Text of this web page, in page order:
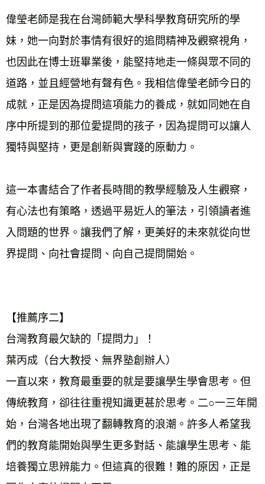
偉瑩老師是我在台灣師範大學科學教育研究所的學
妹，她一向對於事情有很好的追問精神及觀察視角，
也因此在博士班畢業後，能堅持地走一條與眾不同的
道路，並且經營地有聲有色。我相信偉瑩老師今日的
成就，正是因為提問這項能力的養成，就如同她在自
序中所提到的那位愛提問的孩子，因為提問可以讓人
獨特與堅持，更是創新與實踐的原動力。
這一本書結合了作者長時間的教學經驗及人生觀察，
有心法也有策略，透過平易近人的筆法，引領讀者進
入問題的世界。讓我們了解，更美好的未來就從向世
界提問、向社會提問、向自己提問開始。
【推薦序二】
台灣教育最欠缺的「提問力」！
葉丙成（台大教授、無界塾創辦人）
一直以來，教育最重要的就是要讓學生學會思考。但
傳統教育，卻往往重視知識更甚於思考。二○一三年開
始，台灣各地出現了翻轉教育的浪潮。許多人希望我
們的教育能開始與學生更多對話、能讓學生思考、能
培養獨立思辨能力。但這真的很難！難的原因，正是